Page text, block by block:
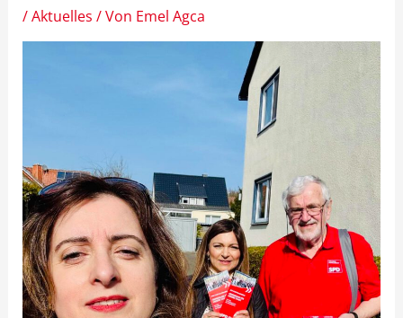
/Aktuelles / Von Emel Agca